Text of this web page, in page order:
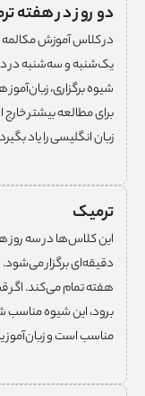
دو روز در هفته
در کلاس‌ آموزش مکالمه
یک‌شنبه و سه‌شنبه در
شیوه برگزاری،
برای مطالعه بیشتر
زبان انگلیسی را یاد
ترمیک
این کلاس‌ها در سه روز
دقیقه‌ای برگزار می‌شود.
هفته تمام می‌کند.
برود، این شیوه مناسب
مناسب است و